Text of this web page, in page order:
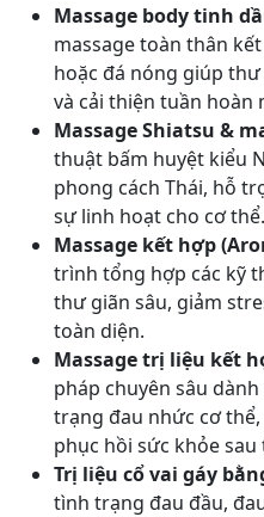
Massage body tinh
massage toàn thân
hoặc đá nóng giúp
và cải thiện tuần hoàn
Massage Shiatsu &
thuật bấm huyệt kiểu
phong cách Thái, hỗ
sự linh hoạt cho cơ thể.
Massage kết hợp
trình tổng hợp các kỹ
thư giãn sâu, giảm
toàn diện.
Massage trị liệu kết
pháp chuyên sâu
trạng đau nhức cơ
phục hồi sức khỏe
Trị liệu cổ vai gáy
tình trạng đau đầu,